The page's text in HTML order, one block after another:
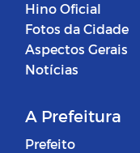
Hino Oficial
Fotos da Cidade
Aspectos Gerais
Notícias
A Prefeitura
Prefeito